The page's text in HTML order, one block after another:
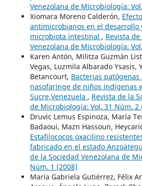
Venezolana de Microbiología:
Xiomara Moreno Calderón,
antimicrobianos en el desarrollo
microbiota intestinal , Revista
Venezolana de Microbiología:
Karen Antón, Militza Guzmán
Vegas, Luzmila Albarado Ysasis,
Betancourt, Bacterias patógenas
nasofaringe de niños indígenas
Sucre,Venezuela , Revista de la
de Microbiología: Vol. 31 Núm. 2
Druvic Lemus Espinoza, María
Badaoui, Mazn Hassoun,
Estafilococos oxacilino
fabricado en el estado
de la Sociedad Venezolana de
Núm. 1 (2008)
María Gabriela Gutiérrez, Félix